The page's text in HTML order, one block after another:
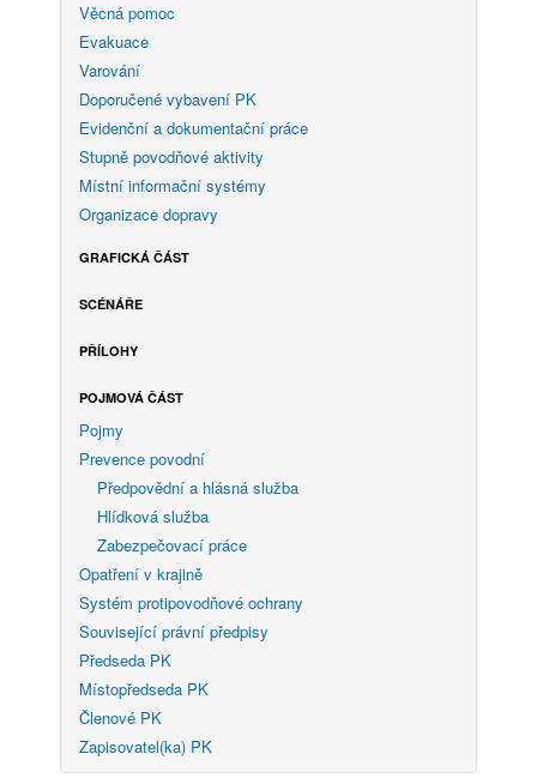
Věcná pomoc
Evakuace
Varování
Doporučené vybavení PK
Evidenční a dokumentační práce
Stupně povodňové aktivity
Místní informační systémy
Organizace dopravy
GRAFICKÁ ČÁST
SCÉNÁŘE
PŘÍLOHY
POJMOVÁ ČÁST
Pojmy
Prevence povodní
Předpovědní a hlásná služba
Hlídková služba
Zabezpečovací práce
Opatření v krajině
Systém protipovodňové ochrany
Související právní předpisy
Předseda PK
Místopředseda PK
Členové PK
Zapisovatel(ka) PK